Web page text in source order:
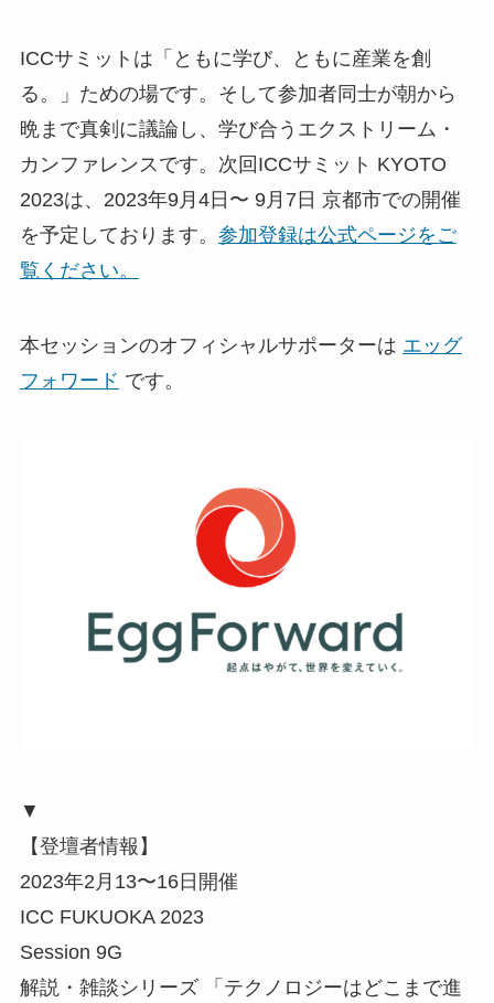
ICCサミットは「ともに学び、ともに産業を創
る。」ための場です。そして参加者同士が朝から
晩まで真剣に議論し、学び合うエクストリーム・
カンファレンスです。次回ICCサミット KYOTO
2023は、2023年9月4日〜 9月7日 京都市での開催
を予定しております。 参加登録は公式ページをご
覧ください。
本セッションのオフィシャルサポーターは エッグ
フォワード です。
▼
【登壇者情報】
2023年2月13〜16日開催
ICC FUKUOKA 2023
Session 9G
解説・雑談シリーズ 「テクノロジーはどこまで進